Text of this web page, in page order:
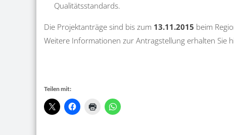
Qualitätsstandards.
Die Projektanträge sind bis zum 13.11.2015 beim
Weitere Informationen zur Antragstellung erhalten Sie
Teilen mit: